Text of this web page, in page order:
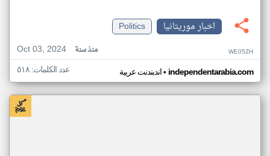
اخبار موريتانيا
Politics
Oct 03, 2024
منذ سنة WE05ZH
اندبندنت عربية• independentarabia.com عدد الكلمات: ٥١٨